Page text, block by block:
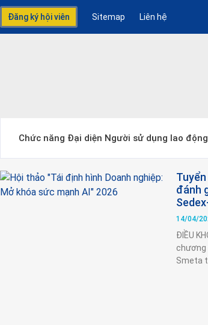
Đăng ký hội viên Sitemap Liên hệ
Chức năng Đại diện Người sử dụng lao động
đánh
14/04/
ĐIỀU
chương
Smeta